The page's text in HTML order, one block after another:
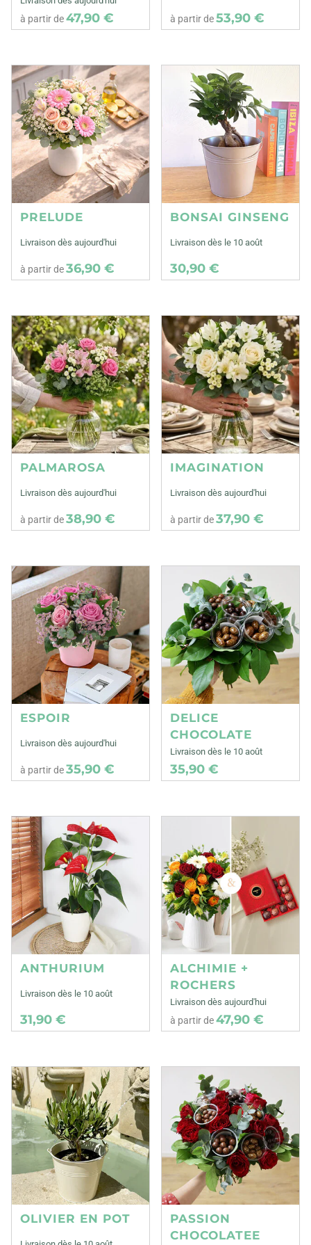
à partir de47,90 € à partir de53,90 €
PRELUDE
Livraison dès aujourd'hui
à partir de36,90 €
BONSAI GINSENG
Livraison dès le 10 août
30,90 €
PALMAROSA
Livraison dès aujourd'hui
à partir de38,90 €
IMAGINATION
Livraison dès aujourd'hui
à partir de37,90 €
ESPOIR
Livraison dès aujourd'hui
à partir de35,90 €
DELICE
CHOCOLATE
Livraison dès le 10 août
35,90 €
ANTHURIUM
Livraison dès le 10 août
31,90 €
ALCHIMIE +
ROCHERS
Livraison dès aujourd'hui
à partir de47,90 €
OLIVIER EN POT
PASSION
CHOCOLATEE